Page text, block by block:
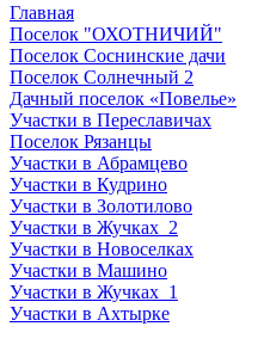
Главная
Поселок "ОХОТНИЧИЙ"
Поселок Соснинские дачи
Поселок Солнечный 2
Дачный поселок «Повелье»
Участки в Переславичах
Поселок Рязанцы
Участки в Абрамцево
Участки в Кудрино
Участки в Золотилово
Участки в Жучках_2
Участки в Новоселках
Участки в Машино
Участки в Жучках_1
Участки в Ахтырке